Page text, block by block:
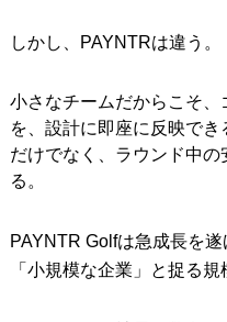
しかし、PAYNTRは違う。
小さなチームだからこそ
を、設計に即座に反映で
だけでなく、ラウンド中の
る。
PAYNTR Golfは急成長を
「小規模な企業」と捉る規